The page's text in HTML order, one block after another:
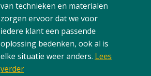
van technieken en materialen
zorgen ervoor dat we voor
iedere klant een passende
oplossing bedenken, ook al is
elke situatie weer anders. Lees
verder